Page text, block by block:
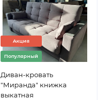
Акция
Популярный
Диван-кровать
"Миранда" книжка
выкатная